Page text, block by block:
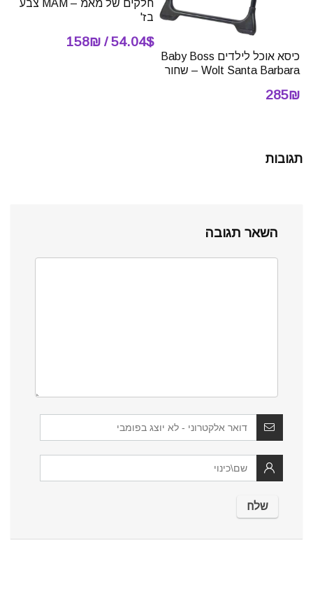
כיסא אוכל לילדים Baby Boss
Wolt Santa Barbara – שחור
285₪
חלקים של מאמ – MAM צבע
בז'
54.04$ / 158₪
תגובות
השאר תגובה